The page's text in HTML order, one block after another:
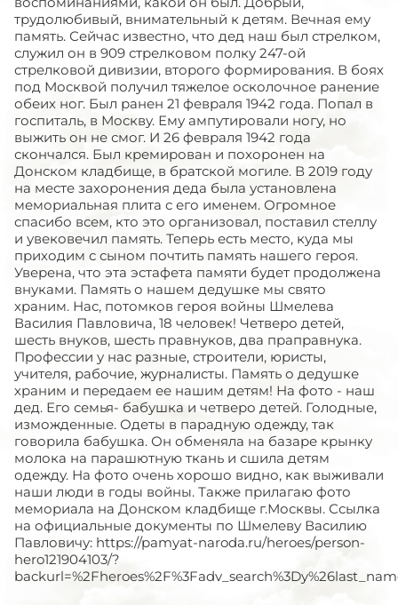
трудолюбивый, внимательный к детям. Вечная ему
память. Сейчас известно, что дед наш был стрелком,
служил он в 909 стрелковом полку 247-ой
стрелковой дивизии, второго формирования. В боях
под Москвой получил тяжелое осколочное ранение
обеих ног. Был ранен 21 февраля 1942 года. Попал в
госпиталь, в Москву. Ему ампутировали ногу, но
выжить он не смог. И 26 февраля 1942 года
скончался. Был кремирован и похоронен на
Донском кладбище, в братской могиле. В 2019 году
на месте захоронения деда была установлена
мемориальная плита с его именем. Огромное
спасибо всем, кто это организовал, поставил стеллу
и увековечил память. Теперь есть место, куда мы
приходим с сыном почтить память нашего героя.
Уверена, что эта эстафета памяти будет продолжена
внуками. Память о нашем дедушке мы свято
храним. Нас, потомков героя войны Шмелева
Василия Павловича, 18 человек! Четверо детей,
шесть внуков, шесть правнуков, два праправнука.
Профессии у нас разные, строители, юристы,
учителя, рабочие, журналисты. Память о дедушке
храним и передаем ее нашим детям! На фото - наш
дед. Его семья- бабушка и четверо детей. Голодные,
изможденные. Одеты в парадную одежду, так
говорила бабушка. Он обменяла на базаре крынку
молока на парашютную ткань и сшила детям
одежду. На фото очень хорошо видно, как выживали
наши люди в годы войны. Также прилагаю фото
мемориала на Донском кладбище г.Москвы. Ссылка
на официальные документы по Шмелеву Василию
Павловичу: https://pamyat-naroda.ru/heroes/person-
hero121904103/?